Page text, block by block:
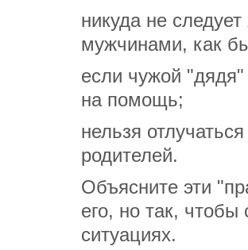
никуда не
мужчинами, как
если чужой "дядя"
на помощь;
нельзя
родителей.
Объясните эти
его, но так, чтобы
ситуациях.